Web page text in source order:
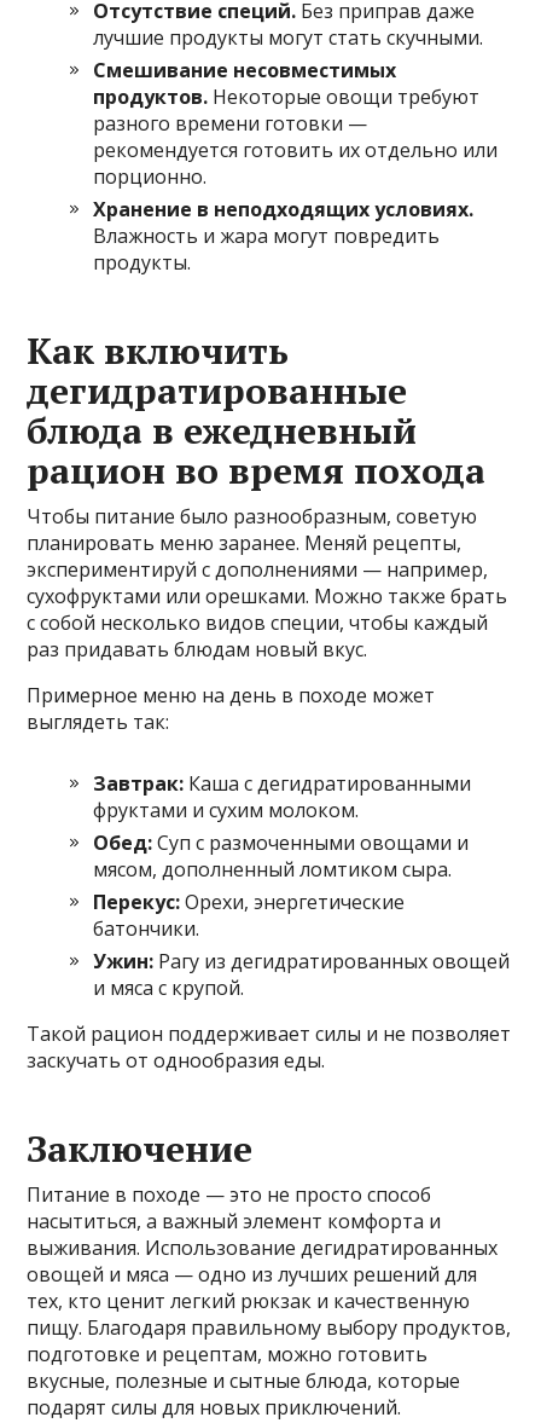
Отсутствие специй. Без приправ даже
лучшие продукты могут стать скучными.
Смешивание несовместимых
продуктов. Некоторые овощи требуют
разного времени готовки —
рекомендуется готовить их отдельно или
порционно.
Хранение в неподходящих условиях.
Влажность и жара могут повредить
продукты.
Как включить
дегидратированные
блюда в ежедневный
рацион во время похода
Чтобы питание было разнообразным, советую
планировать меню заранее. Меняй рецепты,
экспериментируй с дополнениями — например,
сухофруктами или орешками. Можно также брать
с собой несколько видов специи, чтобы каждый
раз придавать блюдам новый вкус.
Примерное меню на день в походе может
выглядеть так:
Завтрак: Каша с дегидратированными
фруктами и сухим молоком.
Обед:Суп с размоченными овощами и
мясом, дополненный ломтиком сыра.
Перекус:Орехи, энергетические
батончики.
Ужин: Рагу из дегидратированных овощей
и мяса с крупой.
Такой рацион поддерживает силы и не позволяет
заскучать от однообразия еды.
Заключение
Питание в походе — это не просто способ
насытиться, а важный элемент комфорта и
выживания. Использование дегидратированных
овощей и мяса — одно из лучших решений для
тех, кто ценит легкий рюкзак и качественную
пищу. Благодаря правильному выбору продуктов,
подготовке и рецептам, можно готовить
вкусные, полезные и сытные блюда, которые
подарят силы для новых приключений.